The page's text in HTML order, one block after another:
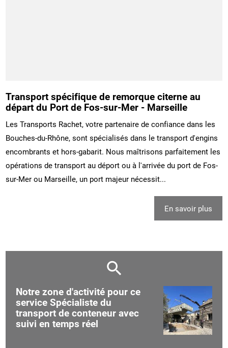
Transport spécifique de remorque citerne au
départ du Port de Fos-sur-Mer - Marseille
Les Transports Rachet, votre partenaire de confiance dans les
Bouches-du-Rhône, sont spécialisés dans le transport d'engins
encombrants et hors-gabarit. Nous maîtrisons parfaitement les
opérations de transport au déport ou à l'arrivée du port de Fos-
sur-Mer ou Marseille, un port majeur nécessit...
En savoir plus
Notre zone d'activité pour ce
service Spécialiste du
transport de conteneur avec
suivi en temps réel